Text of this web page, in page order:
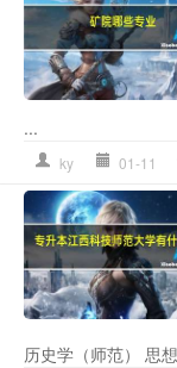
...
ky 01-11
历史学（师范） 思